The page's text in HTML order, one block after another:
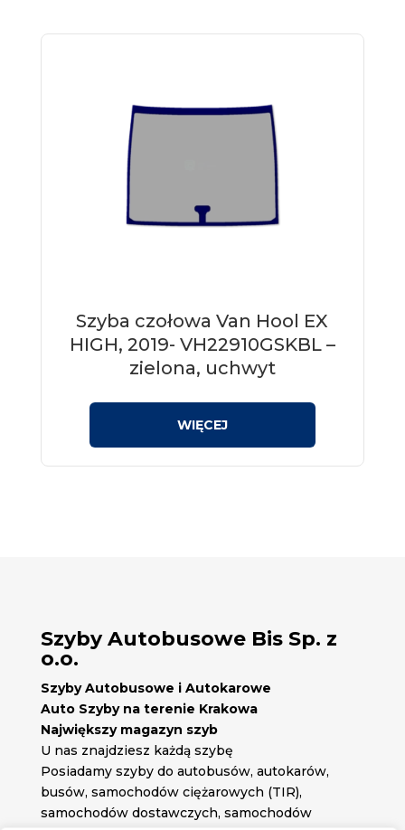
Szyba czołowa Van Hool EX
HIGH, 2019- VH22910GSKBL –
zielona, uchwyt
Szyby Autobusowe Bis Sp. z
o.o.
Szyby Autobusowe i Autokarowe
Auto Szyby na terenie Krakowa
Największy magazyn szyb
U nas znajdziesz każdą szybę
Posiadamy szyby do autobusów, autokarów,
busów, samochodów ciężarowych (TIR),
samochodów dostawczych, samochodów